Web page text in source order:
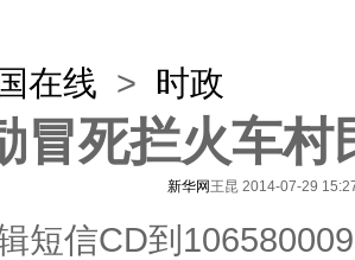
在线 > 时政
冒死拦火车村
新华网 王昆 2014-07-29
短信CD到